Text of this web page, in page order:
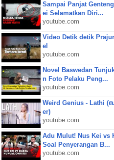
Sampai Panjat
ei Selamatkan Diri...
youtube.com
Video Detik detik
el
youtube.com
Novel Baswedan
n Foto Pelaku Peng...
youtube.com
Weird Genius - Lathi
er)
youtube.com
Adu Mulut! Nus Kei vs
Soal Penyerangan B...
youtube.com